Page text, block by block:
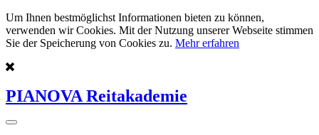
Um Ihnen bestmöglichst Informationen bieten zu können,
verwenden wir Cookies. Mit der Nutzung unserer Webseite stimmen
Sie der Speicherung von Cookies zu. Mehr erfahren
PIANOVA Reitakademie